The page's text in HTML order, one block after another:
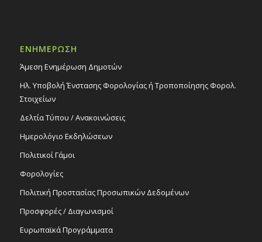
ΕΝΗΜΕΡΩΣΗ
Άμεση Ενημέρωση Δημοτών
Ηλ. Υποβολή Ένστασης Φορολογίας ή Τροποποίησης Φορολ.
Στοιχείων
Δελτία Τύπου / Ανακοινώσεις
Ημερολόγιο Εκδηλώσεων
Πολιτικοί Γάμοι
Φορολογίες
Πολιτική Προστασίας Προσωπικών Δεδομένων
Προσφορές / Διαγωνισμοί
Ευρωπαϊκά Προγράμματα